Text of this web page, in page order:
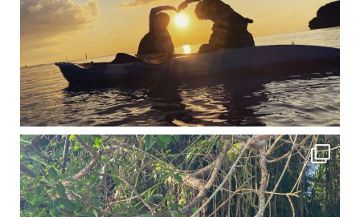
12月に入り、沖縄も流石に半袖では過ごせなくなってきました
ですが、日中はまだ20℃